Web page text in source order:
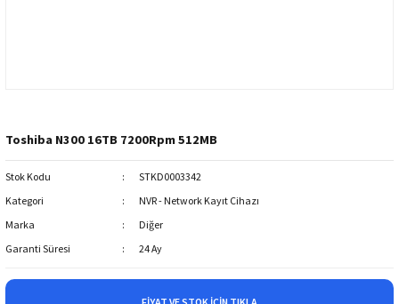
Toshiba N300 16TB 7200Rpm 512MB
Stok Kodu
STKD0003342
Kategori
NVR - Network Kayıt Cihazı
Marka
Diğer
Garanti Süresi
24 Ay
FIYAT VE STOK İÇIN TIKLA